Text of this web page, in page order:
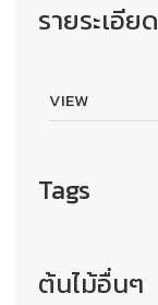
รายระเอียด
VIEW
Tags
ต้นไม้อื่นๆ